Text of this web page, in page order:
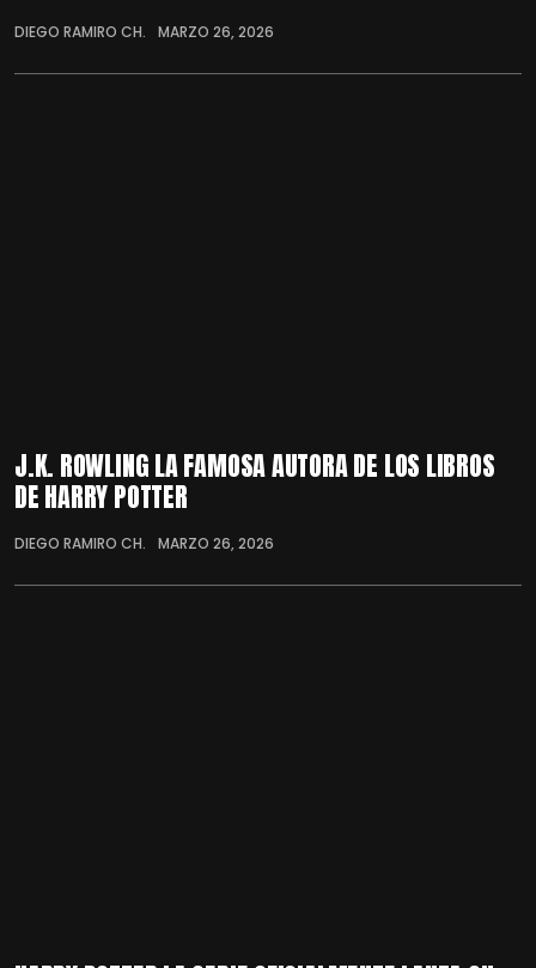
DIEGO RAMIRO CH. MARZO 26, 2026
J.K. ROWLING LA FAMOSA AUTORA DE LOS LIBROS
DE HARRY POTTER
DIEGO RAMIRO CH. MARZO 26, 2026